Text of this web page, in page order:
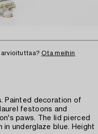
arvioituttaa? Ota meihin
Painted decoration of
festoons and
paws. The lid pierced
underglaze blue. Height